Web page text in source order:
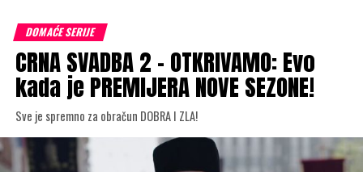
DOMAĆE SERIJE
CRNA SVADBA 2 – OTKRIVAMO: Evo
kada je PREMIJERA NOVE SEZONE!
Sve je spremno za obračun DOBRA I ZLA!